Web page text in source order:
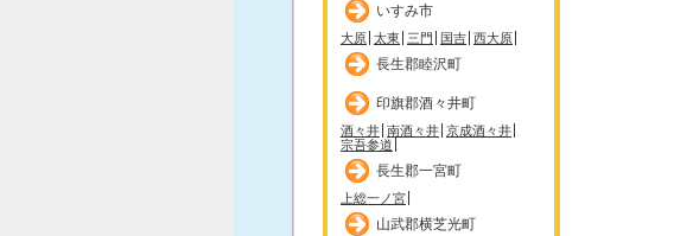
いすみ市
大原 太東 三門 国吉 西大原
長生郡睦沢町
印旗郡酒々井町
酒々井 南酒々井 京成酒々井
宗吾参道
長生郡一宮町
上総一ノ宮
山武郡横芝光町